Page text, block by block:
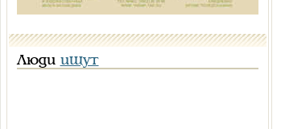
Люди ищут